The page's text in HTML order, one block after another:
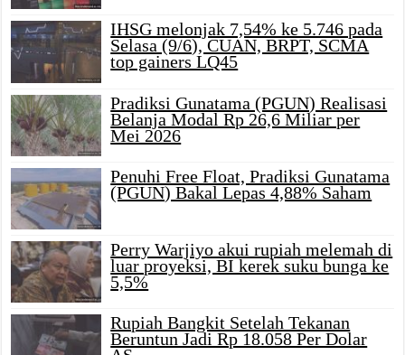
IHSG melonjak 7,54% ke 5.746 pada
Selasa (9/6), CUAN, BRPT, SCMA
top gainers LQ45
Pradiksi Gunatama (PGUN) Realisasi
Belanja Modal Rp 26,6 Miliar per
Mei 2026
Penuhi Free Float, Pradiksi Gunatama
(PGUN) Bakal Lepas 4,88% Saham
Perry Warjiyo akui rupiah melemah di
luar proyeksi, BI kerek suku bunga ke
5,5%
Rupiah Bangkit Setelah Tekanan
Beruntun Jadi Rp 18.058 Per Dolar